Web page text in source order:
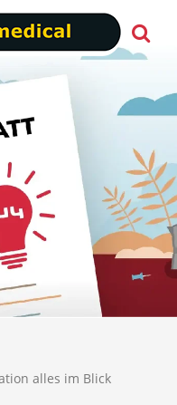
alles im Blick